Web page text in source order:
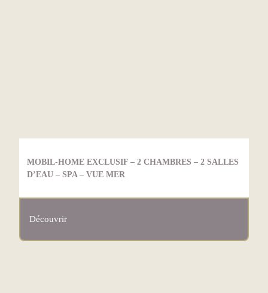
MOBIL-HOME EXCLUSIF – 2 CHAMBRES – 2 SALLES
D’EAU – SPA – VUE MER
Découvrir